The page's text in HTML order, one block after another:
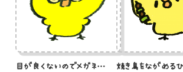
目が良くないのでメガネをかけているひよこのイラスト